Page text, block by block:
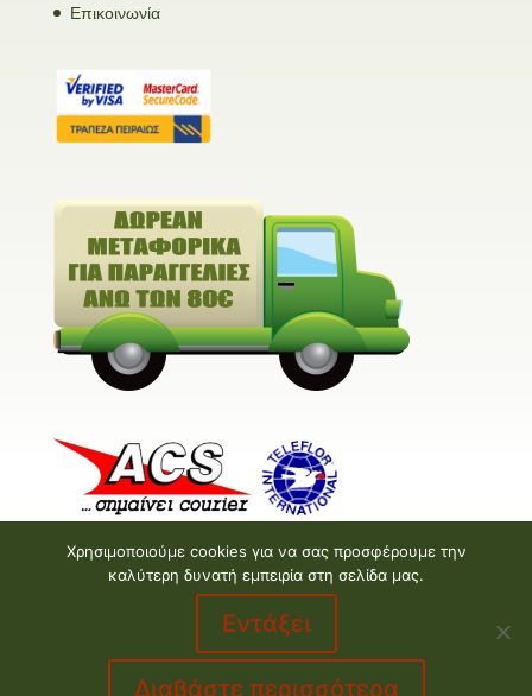
Επικοινωνία
Valentine E-shop © 2026 | Design and Development
byValentine floral creations
Χρησιμοποιούμε cookies για να σας προσφέρουμε την
καλύτερη δυνατή εμπειρία στη σελίδα μας.
Εντάξει
Διαβάστε περισσότερα